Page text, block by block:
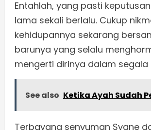
Entahlah, yang pasti
lama sekali berlalu. Cukup
kehidupannya sekarang
barunya yang selalu
mengerti dirinya dalam segala
See also Ketika Ayah Sudah
Terbayang senyuman Syane